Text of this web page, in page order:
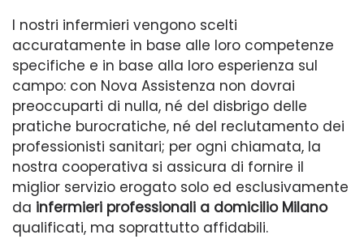
I nostri infermieri vengono scelti
accuratamente in base alle loro competenze
specifiche e in base alla loro esperienza sul
campo: con Nova Assistenza non dovrai
preoccuparti di nulla, né del disbrigo delle
pratiche burocratiche, né del reclutamento dei
professionisti sanitari; per ogni chiamata, la
nostra cooperativa si assicura di fornire il
miglior servizio erogato solo ed esclusivamente
da infermieri professionali a domicilio Milano
qualificati, ma soprattutto affidabili.